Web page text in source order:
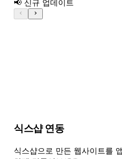
📢 신규 업데이트
식스샵 연동
식스샵으로 만든 웹사이트를